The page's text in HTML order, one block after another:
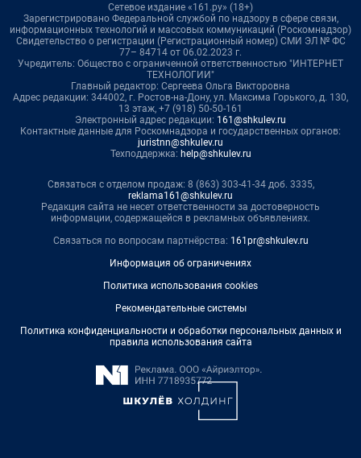
Сетевое издание «161.ру» (18+)
Зарегистрировано Федеральной службой по надзору в сфере связи,
информационных технологий и массовых коммуникаций (Роскомнадзор)
Свидетельство о регистрации (Регистрационный номер) СМИ ЭЛ № ФС
77– 84714 от 06.02.2023 г.
Учредитель: Общество с ограниченной ответственностью "ИНТЕРНЕТ
ТЕХНОЛОГИИ"
Главный редактор: Сергеева Ольга Викторовна
Адрес редакции: 344002, г. Ростов-на-Дону, ул. Максима Горького, д. 130,
13 этаж, +7 (918) 50-50-161
Электронный адрес редакции: 161@shkulev.ru
Контактные данные для Роскомнадзора и государственных органов:
juristnn@shkulev.ru
Техподдержка: help@shkulev.ru
Связаться с отделом продаж: 8 (863) 303-41-34 доб. 3335,
reklama161@shkulev.ru
Редакция сайта не несет ответственности за достоверность
информации, содержащейся в рекламных объявлениях.
Связаться по вопросам партнёрства: 161pr@shkulev.ru
Информация об ограничениях
Политика использования cookies
Рекомендательные системы
Политика конфиденциальности и обработки персональных данных и
правила использования сайта